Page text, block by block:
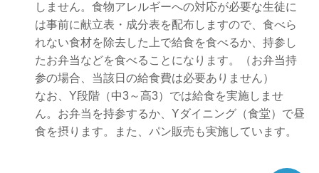
しません。食物アレルギーへの対応が必要な生徒に
は事前に献立表・成分表を配布しますので、食べら
れない食材を除去した上で給食を食べるか、持参し
たお弁当などを食べることになります。（お弁当持
参の場合、当該日の給食費は必要ありません）
なお、Y段階（中3～高3）では給食を実施しませ
ん。お弁当を持参するか、Yダイニング（食堂）で昼
食を摂ります。また、パン販売も実施しています。